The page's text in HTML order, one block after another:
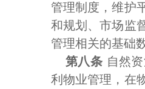
管理制度，维护
和规划、市场监
管理相关的基础
第八条 自然
利物业管理，在